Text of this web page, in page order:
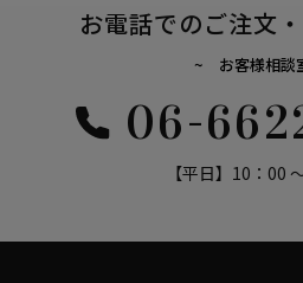
お電話でのご注文
~ お客様相
06-
【平日】10：00